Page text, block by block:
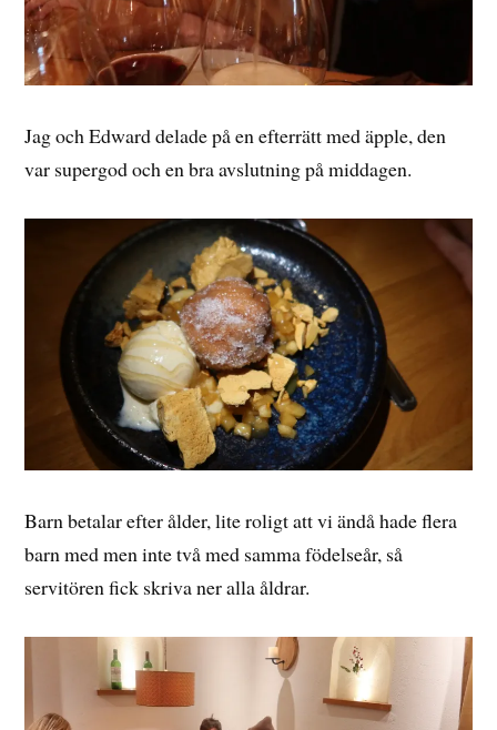
Jag och Edward delade på en efterrätt med äpple, den
var supergod och en bra avslutning på middagen.
Barn betalar efter ålder, lite roligt att vi ändå hade flera
barn med men inte två med samma födelseår, så
servitören fick skriva ner alla åldrar.